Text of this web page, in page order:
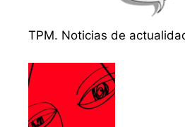
TPM. Noticias de